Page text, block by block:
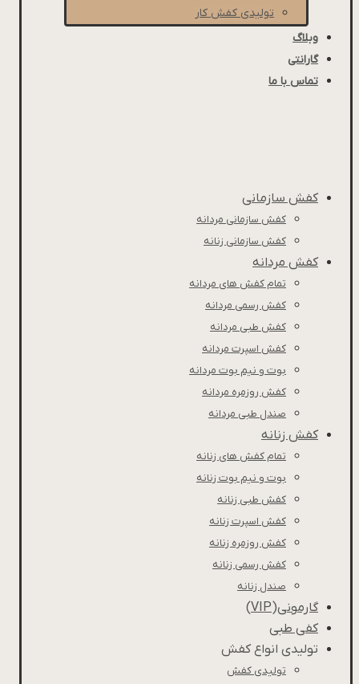
تولیدی کفش کار
وبلاگ
گارانتی
تماس با ما
کفش سازمانی
کفش سازمانی مردانه
کفش سازمانی زنانه
کفش مردانه
تمام کفش های مردانه
کفش رسمی مردانه
کفش طبی مردانه
كفش اسپرت مردانه
بوت و نیم بوت مردانه
کفش روزمره مردانه
صندل طبی مردانه
کفش زنانه
تمام کفش های زنانه
بوت و نیم بوت زنانه
کفش طبی زنانه
کفش اسپرت زنانه
کفش روزمره زنانه
کفش رسمی زنانه
صندل زنانه
گارمونی(VIP)
کفی طبی
تولیدی انواع کفش
تولیدی کفش